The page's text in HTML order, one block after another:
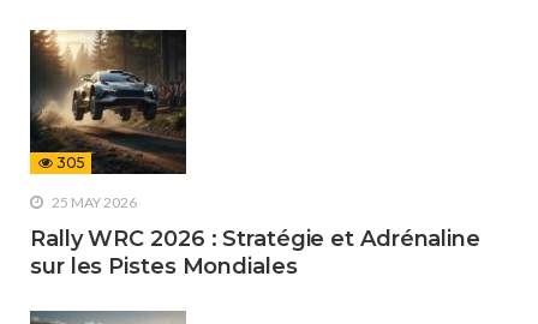
305
25 MAY 2026
Rally WRC 2026 : Stratégie et Adrénaline
sur les Pistes Mondiales